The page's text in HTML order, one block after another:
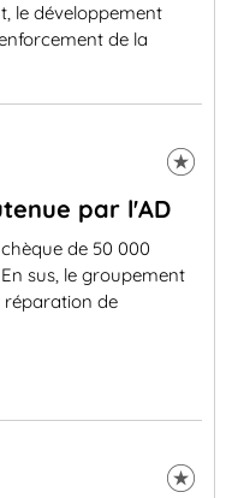
le développement
de la
par l'AD
de 50 000
sus, le groupement
réparation de